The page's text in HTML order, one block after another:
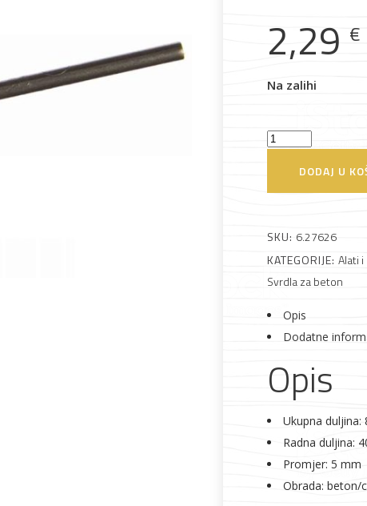
što je novo u ponudi2,29 €
Na zalihi
Svrdlo
količina
DODAJ U
SKU: 6.27626
KATEGORIJE: Alati
Svrdla za beton
Opis
Dodatne
Opis
Ukupna duljina:
Radna duljina:
Promjer: 5 mm
Obrada: beton/